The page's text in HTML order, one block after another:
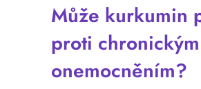
Může kurkumin
proti chronickým
onemocněním?